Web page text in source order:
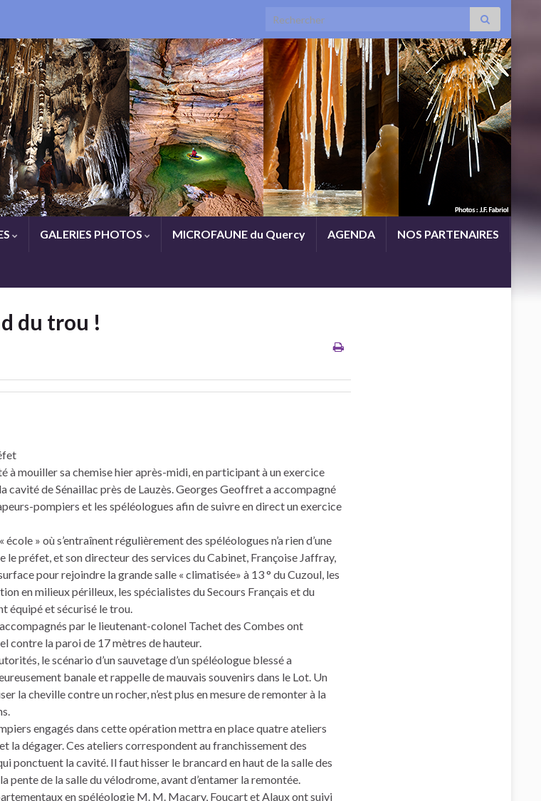
Search for:
GALERIES PHOTOS MICROFAUNE du Quercy AGENDA NOS PARTENAIRES
du trou !
à mouiller sa chemise hier après-midi, en participant à un exercice
cavité de Sénaillac près de Lauzès. Georges Geoffret a accompagné
pompiers et les spéléologues afin de suivre en direct un exercice
» où s’entraînent régulièrement des spéléologues n’a rien d’une
le préfet, et son directeur des services du Cabinet, Françoise Jaffray,
pour rejoindre la grande salle « climatisée» à 13 ° du Cuzoul, les
en milieux périlleux, les spécialistes du Secours Français et du
équipé et sécurisé le trou.
par le lieutenant-colonel Tachet des Combes ont
contre la paroi de 17 mètres de hauteur.
le scénario d’un sauvetage d’un spéléologue blessé a
banale et rappelle de mauvais souvenirs dans le Lot. Un
la cheville contre un rocher, n’est plus en mesure de remonter à la
engagés dans cette opération mettra en place quatre ateliers
la dégager. Ces ateliers correspondent au franchissement des
ponctuent la cavité. Il faut hisser le brancard en haut de la salle des
pente de la salle du vélodrome, avant d’entamer la remontée.
en spéléologie M. M. Macary, Foucart et Alaux ont suivi